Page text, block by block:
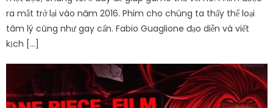
ra mắt trở lại vào năm 2016. Phim cho chúng ta thấy thể loại
tâm lý cũng như gay cấn. Fabio Guaglione đạo diễn và viết
kịch […]